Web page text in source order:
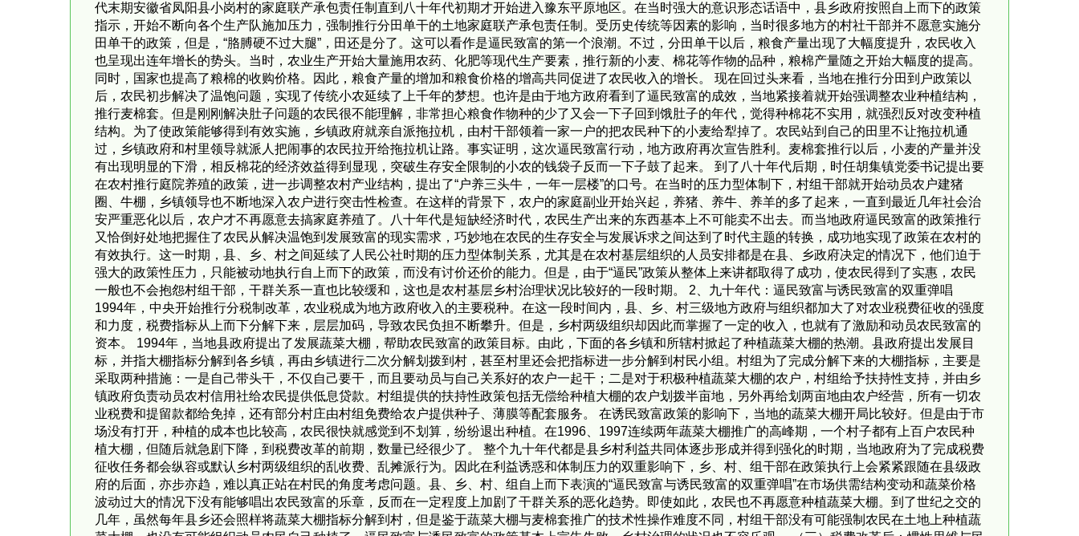
代末期安徽省凤阳县小岗村的家庭联产承包责任制直到八十年代初期才开始进入豫东平原地区。在当时强大的意识形态话语中，县乡政府按照自上而下的政策
指示，开始不断向各个生产队施加压力，强制推行分田单干的土地家庭联产承包责任制。受历史传统等因素的影响，当时很多地方的村社干部并不愿意实施分
田单干的政策，但是，“胳膊硬不过大腿”，田还是分了。这可以看作是逼民致富的第一个浪潮。不过，分田单干以后，粮食产量出现了大幅度提升，农民收入
也呈现出连年增长的势头。当时，农业生产开始大量施用农药、化肥等现代生产要素，推行新的小麦、棉花等作物的品种，粮棉产量随之开始大幅度的提高。
同时，国家也提高了粮棉的收购价格。因此，粮食产量的增加和粮食价格的增高共同促进了农民收入的增长。 现在回过头来看，当地在推行分田到户政策以
后，农民初步解决了温饱问题，实现了传统小农延续了上千年的梦想。也许是由于地方政府看到了逼民致富的成效，当地紧接着就开始强调整农业种植结构，
推行麦棉套。但是刚刚解决肚子问题的农民很不能理解，非常担心粮食作物种的少了又会一下子回到饿肚子的年代，觉得种棉花不实用，就强烈反对改变种植
结构。为了使政策能够得到有效实施，乡镇政府就亲自派拖拉机，由村干部领着一家一户的把农民种下的小麦给犁掉了。农民站到自己的田里不让拖拉机通
过，乡镇政府和村里领导就派人把闹事的农民拉开给拖拉机让路。事实证明，这次逼民致富行动，地方政府再次宣告胜利。麦棉套推行以后，小麦的产量并没
有出现明显的下滑，相反棉花的经济效益得到显现，突破生存安全限制的小农的钱袋子反而一下子鼓了起来。 到了八十年代后期，时任胡集镇党委书记提出要
在农村推行庭院养殖的政策，进一步调整农村产业结构，提出了“户养三头牛，一年一层楼”的口号。在当时的压力型体制下，村组干部就开始动员农户建猪
圈、牛棚，乡镇领导也不断地深入农户进行突击性检查。在这样的背景下，农户的家庭副业开始兴起，养猪、养牛、养羊的多了起来，一直到最近几年社会治
安严重恶化以后，农户才不再愿意去搞家庭养殖了。八十年代是短缺经济时代，农民生产出来的东西基本上不可能卖不出去。而当地政府逼民致富的政策推行
又恰倒好处地把握住了农民从解决温饱到发展致富的现实需求，巧妙地在农民的生存安全与发展诉求之间达到了时代主题的转换，成功地实现了政策在农村的
有效执行。这一时期，县、乡、村之间延续了人民公社时期的压力型体制关系，尤其是在农村基层组织的人员安排都是在县、乡政府决定的情况下，他们迫于
强大的政策性压力，只能被动地执行自上而下的政策，而没有讨价还价的能力。但是，由于“逼民”政策从整体上来讲都取得了成功，使农民得到了实惠，农民
一般也不会抱怨村组干部，干群关系一直也比较缓和，这也是农村基层乡村治理状况比较好的一段时期。 2、九十年代：逼民致富与诱民致富的双重弹唱
1994年，中央开始推行分税制改革，农业税成为地方政府收入的主要税种。在这一段时间内，县、乡、村三级地方政府与组织都加大了对农业税费征收的强度
和力度，税费指标从上而下分解下来，层层加码，导致农民负担不断攀升。但是，乡村两级组织却因此而掌握了一定的收入，也就有了激励和动员农民致富的
资本。 1994年，当地县政府提出了发展蔬菜大棚，帮助农民致富的政策目标。由此，下面的各乡镇和所辖村掀起了种植蔬菜大棚的热潮。县政府提出发展目
标，并指大棚指标分解到各乡镇，再由乡镇进行二次分解划拨到村，甚至村里还会把指标进一步分解到村民小组。村组为了完成分解下来的大棚指标，主要是
采取两种措施：一是自己带头干，不仅自己要干，而且要动员与自己关系好的农户一起干；二是对于积极种植蔬菜大棚的农户，村组给予扶持性支持，并由乡
镇政府负责动员农村信用社给农民提供低息贷款。村组提供的扶持性政策包括无偿给种植大棚的农户划拨半亩地，另外再给划两亩地由农户经营，所有一切农
业税费和提留款都给免掉，还有部分村庄由村组免费给农户提供种子、薄膜等配套服务。 在诱民致富政策的影响下，当地的蔬菜大棚开局比较好。但是由于市
场没有打开，种植的成本也比较高，农民很快就感觉到不划算，纷纷退出种植。在1996、1997连续两年蔬菜大棚推广的高峰期，一个村子都有上百户农民种
植大棚，但随后就急剧下降，到税费改革的前期，数量已经很少了。 整个九十年代都是县乡村利益共同体逐步形成并得到强化的时期，当地政府为了完成税费
征收任务都会纵容或默认乡村两级组织的乱收费、乱摊派行为。因此在利益诱惑和体制压力的双重影响下，乡、村、组干部在政策执行上会紧紧跟随在县级政
府的后面，亦步亦趋，难以真正站在村民的角度考虑问题。县、乡、村、组自上而下表演的“逼民致富与诱民致富的双重弹唱”在市场供需结构变动和蔬菜价格
波动过大的情况下没有能够唱出农民致富的乐章，反而在一定程度上加剧了干群关系的恶化趋势。即使如此，农民也不再愿意种植蔬菜大棚。到了世纪之交的
几年，虽然每年县乡还会照样将蔬菜大棚指标分解到村，但是鉴于蔬菜大棚与麦棉套推广的技术性操作难度不同，村组干部没有可能强制农民在土地上种植蔬